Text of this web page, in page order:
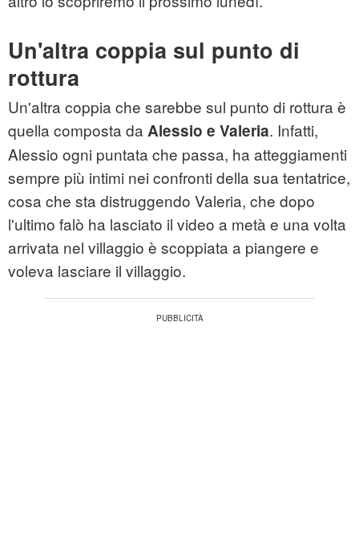
Un'altra coppia sul punto di
rottura
Un'altra coppia che sarebbe sul punto di rottura è
quella composta da Alessio e Valeria. Infatti,
Alessio ogni puntata che passa, ha atteggiamenti
sempre più intimi nei confronti della sua tentatrice,
cosa che sta distruggendo Valeria, che dopo
l'ultimo falò ha lasciato il video a metà e una volta
arrivata nel villaggio è scoppiata a piangere e
voleva lasciare il villaggio.